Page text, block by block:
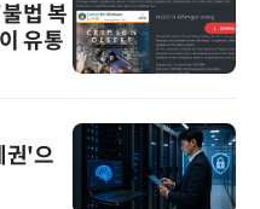
법 복
유통
권'으